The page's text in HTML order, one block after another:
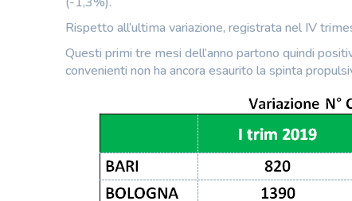
Rispetto all’ultima variazione, registrata nel IV
Questi primi tre mesi dell’anno partono quindi
convenienti non ha ancora esaurito la spinta